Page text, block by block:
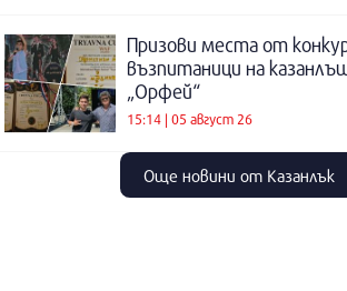
Призови места от
възпитаници на
„Орфей“
15:14 | 05 август 26
Още новини от Казанлък